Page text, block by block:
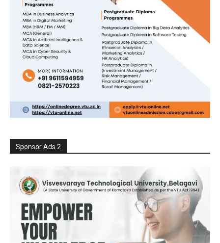
Sponsor Ads 2